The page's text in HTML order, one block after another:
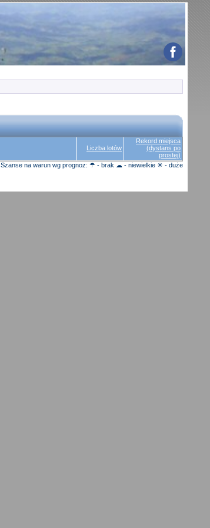
Liczba lotów
Rekord miejsca
(dystans po
prostej)
Szanse na warun wg prognoz: ☂ - brak ☁ - niewielkie ☀ - duże